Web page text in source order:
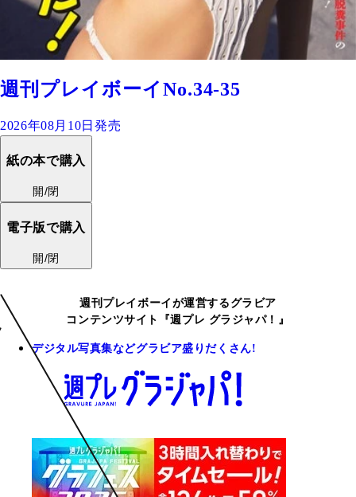
週刊プレイボーイNo.34-35
2026年08月10日発売
紙の本で購入
開/閉
電子版で購入
開/閉
週刊プレイボーイが運営するグラビア
コンテンツサイト『週プレ グラジャパ！』
デジタル写真集などグラビア盛りだくさん!